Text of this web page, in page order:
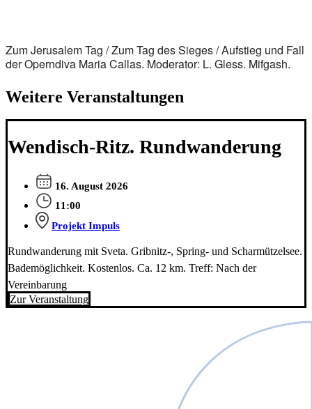
Zum Jerusalem Tag / Zum Tag des Sieges / Aufstieg und Fall
der Operndiva Maria Callas. Moderator: L. Gless. Mifgash.
Weitere Veranstaltungen
Wendisch-Ritz. Rundwanderung
16. August 2026
11:00
Projekt Impuls
Rundwanderung mit Sveta. Gribnitz-, Spring- und Scharmützelsee.
Bademöglichkeit. Kostenlos. Ca. 12 km. Treff: Nach der
Vereinbarung
Zur Veranstaltung